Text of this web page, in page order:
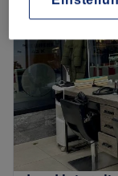
Freitag
Sonntag
Sugar sugar
es in der Sugar
Belgradstraße 9
Kosmetikstudio
haarbefreites